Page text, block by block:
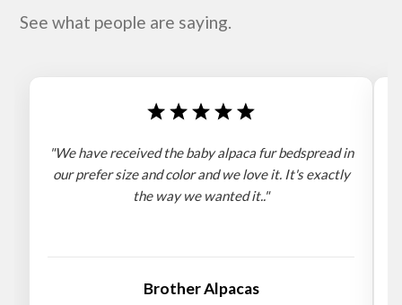
See what people are saying.
"We have received the baby alpaca fur bedspread in
our prefer size and color and we love it. It's exactly
the way we wanted it.."
Brother Alpacas